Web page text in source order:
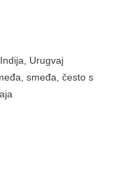
Urugvaj
smeđa, često s